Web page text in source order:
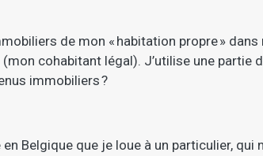
de mon « habitation propre » dans
cohabitant légal). J’utilise une partie
immobiliers ?
Belgique que je loue à un particulier, qui